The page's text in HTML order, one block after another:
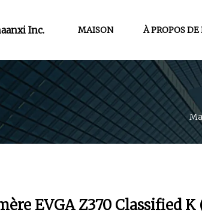
Inc. MAISON À PROPOS DE
EVGA Z370 Classified